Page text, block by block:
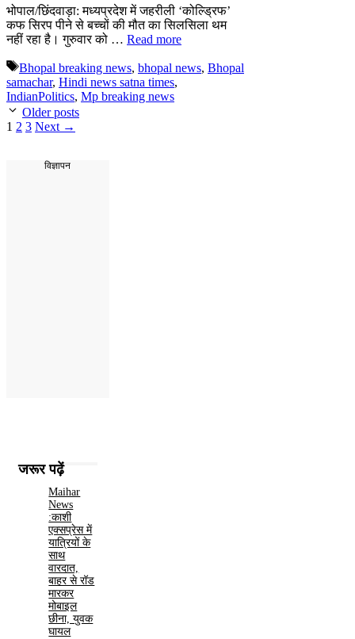
भोपाल/छिंदवाड़ा: मध्यप्रदेश में जहरीली ‘कोल्ड्रिफ’
कफ सिरप पीने से बच्चों की मौत का सिलसिला थम
नहीं रहा है। गुरुवार को … Read more
Tags
Bhopal breaking news, bhopal news, Bhopal
samachar, Hindi news satna times,
IndianPolitics, Mp breaking news
Older posts
Page
1 Page
2 Page
3 Next →
विज्ञापन
जरूर पढ़ें
Maihar
News
:काशी
एक्सप्रेस में
यात्रियों के
साथ
वारदात,
बाहर से रॉड
मारकर
मोबाइल
छीना, युवक
घायल